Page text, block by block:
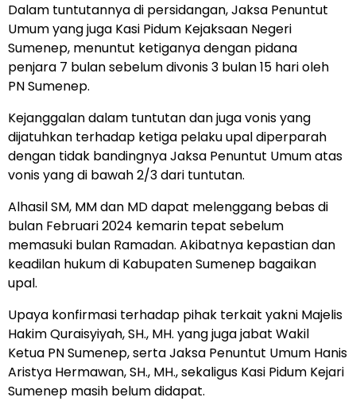
Dalam tuntutannya di persidangan, Jaksa Penuntut
Umum yang juga Kasi Pidum Kejaksaan Negeri
Sumenep, menuntut ketiganya dengan pidana
penjara 7 bulan sebelum divonis 3 bulan 15 hari oleh
PN Sumenep.
Kejanggalan dalam tuntutan dan juga vonis yang
dijatuhkan terhadap ketiga pelaku upal diperparah
dengan tidak bandingnya Jaksa Penuntut Umum atas
vonis yang di bawah 2/3 dari tuntutan.
Alhasil SM, MM dan MD dapat melenggang bebas di
bulan Februari 2024 kemarin tepat sebelum
memasuki bulan Ramadan. Akibatnya kepastian dan
keadilan hukum di Kabupaten Sumenep bagaikan
upal.
Upaya konfirmasi terhadap pihak terkait yakni Majelis
Hakim Quraisyiyah, SH., MH. yang juga jabat Wakil
Ketua PN Sumenep, serta Jaksa Penuntut Umum Hanis
Aristya Hermawan, SH., MH., sekaligus Kasi Pidum Kejari
Sumenep masih belum didapat.